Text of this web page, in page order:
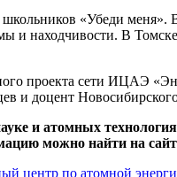
«Убеди
и находчивости. В
проекта сети ИЦАЭ
и доцент
и атомных
можно найти на